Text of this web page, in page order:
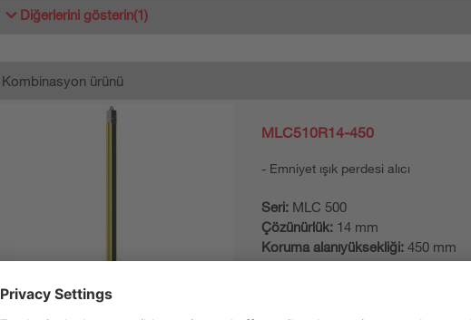
Diğerlerini gösterin(1)
Kombinasyon ürünü
MLC510R14-450
Emniyet ışık perdesi alıcı
Seri: MLC 500
Çözünürlük: 14 mm
Koruma alanıyüksekliği: 450 mm